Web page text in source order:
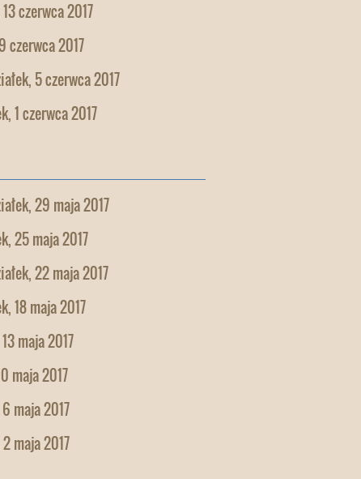
czerwca 2017
czerwca 2017
5 czerwca 2017
1 czerwca 2017
29 maja 2017
25 maja 2017
22 maja 2017
18 maja 2017
maja 2017
maja 2017
maja 2017
maja 2017